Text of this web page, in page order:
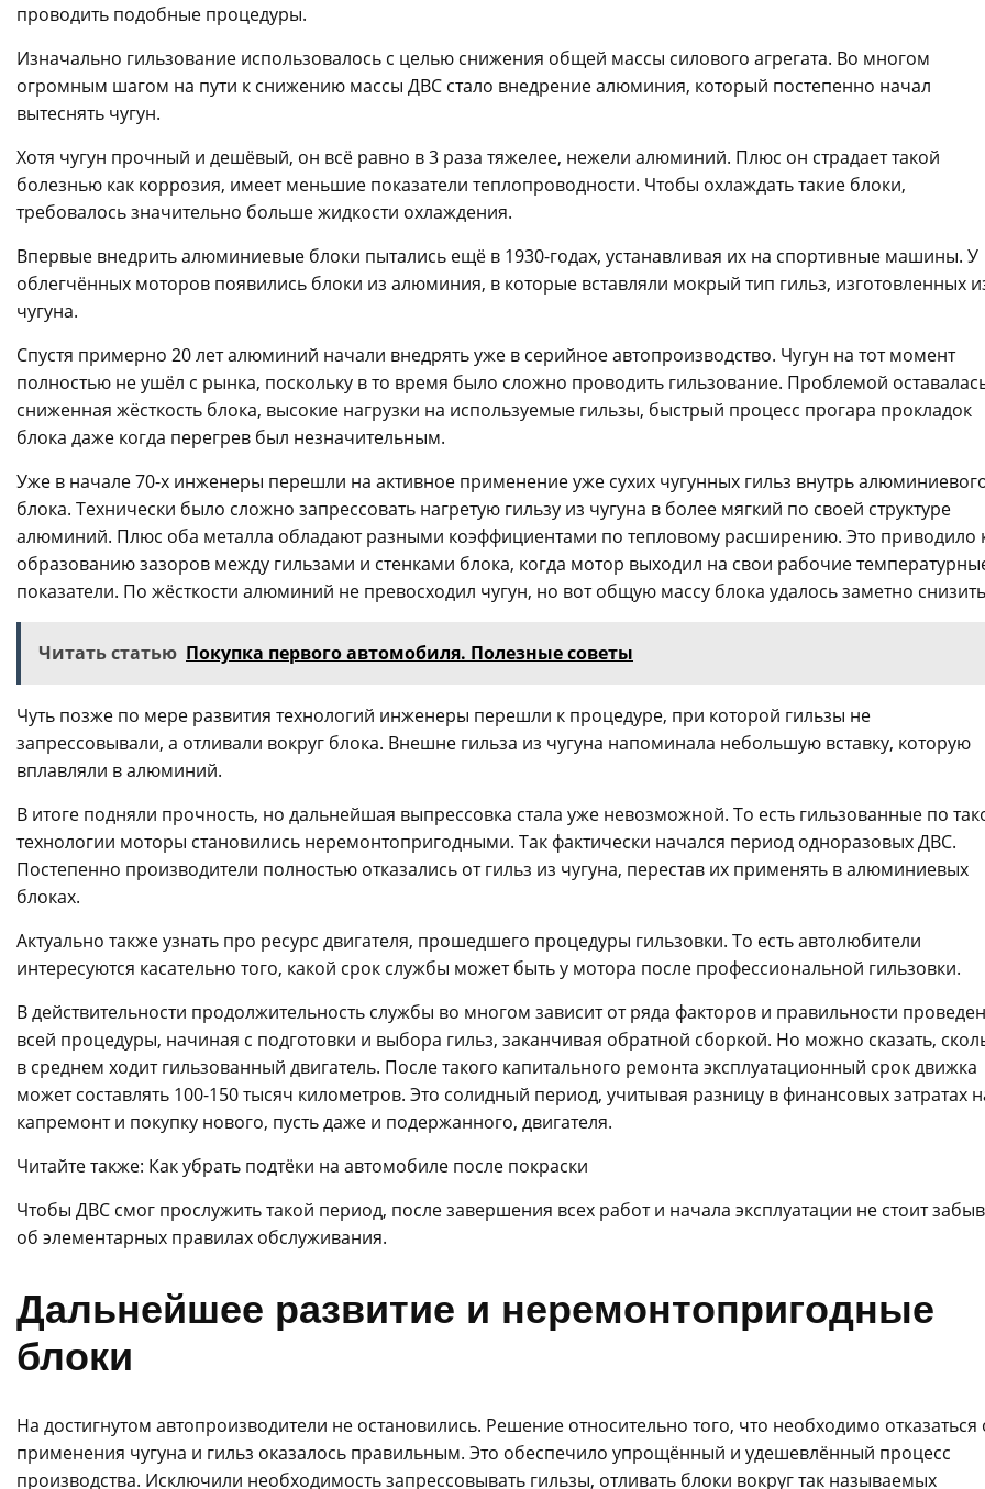
проводить подобные процедуры.
Изначально гильзование использовалось с целью снижения общей массы силового агрегата. Во многом
огромным шагом на пути к снижению массы ДВС стало внедрение алюминия, который постепенно начал
вытеснять чугун.
Хотя чугун прочный и дешёвый, он всё равно в 3 раза тяжелее, нежели алюминий. Плюс он страдает такой
болезнью как коррозия, имеет меньшие показатели теплопроводности. Чтобы охлаждать такие блоки,
требовалось значительно больше жидкости охлаждения.
Впервые внедрить алюминиевые блоки пытались ещё в 1930-годах, устанавливая их на спортивные машины. У
облегчённых моторов появились блоки из алюминия, в которые вставляли мокрый тип гильз, изготовленных
чугуна.
Спустя примерно 20 лет алюминий начали внедрять уже в серийное автопроизводство. Чугун на тот момент
полностью не ушёл с рынка, поскольку в то время было сложно проводить гильзование. Проблемой
сниженная жёсткость блока, высокие нагрузки на используемые гильзы, быстрый процесс прогара прокладок
блока даже когда перегрев был незначительным.
Уже в начале 70-х инженеры перешли на активное применение уже сухих чугунных гильз внутрь
блока. Технически было сложно запрессовать нагретую гильзу из чугуна в более мягкий по своей структуре
алюминий. Плюс оба металла обладают разными коэффициентами по тепловому расширению. Это приводило
образованию зазоров между гильзами и стенками блока, когда мотор выходил на свои рабочие
показатели. По жёсткости алюминий не превосходил чугун, но вот общую массу блока удалось заметно
Читать статью Покупка первого автомобиля. Полезные советы
Чуть позже по мере развития технологий инженеры перешли к процедуре, при которой гильзы не
запрессовывали, а отливали вокруг блока. Внешне гильза из чугуна напоминала небольшую вставку, которую
вплавляли в алюминий.
В итоге подняли прочность, но дальнейшая выпрессовка стала уже невозможной. То есть гильзованные по
технологии моторы становились неремонтопригодными. Так фактически начался период одноразовых ДВС.
Постепенно производители полностью отказались от гильз из чугуна, перестав их применять в алюминиевых
блоках.
Актуально также узнать про ресурс двигателя, прошедшего процедуры гильзовки. То есть автолюбители
интересуются касательно того, какой срок службы может быть у мотора после профессиональной гильзовки.
В действительности продолжительность службы во многом зависит от ряда факторов и правильности
всей процедуры, начиная с подготовки и выбора гильз, заканчивая обратной сборкой. Но можно сказать,
в среднем ходит гильзованный двигатель. После такого капитального ремонта эксплуатационный срок движка
может составлять 100-150 тысяч километров. Это солидный период, учитывая разницу в финансовых затратах
капремонт и покупку нового, пусть даже и подержанного, двигателя.
Читайте также: Как убрать подтёки на автомобиле после покраски
Чтобы ДВС смог прослужить такой период, после завершения всех работ и начала эксплуатации не стоит
об элементарных правилах обслуживания.
Дальнейшее развитие и неремонтопригодные
блоки
На достигнутом автопроизводители не остановились. Решение относительно того, что необходимо отказаться
применения чугуна и гильз оказалось правильным. Это обеспечило упрощённый и удешевлённый процесс
производства. Исключили необходимость запрессовывать гильзы, отливать блоки вокруг так называемых